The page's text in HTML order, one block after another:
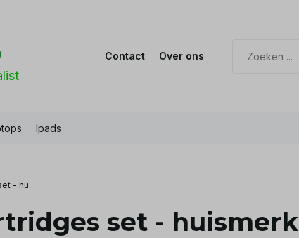
Contact Over ons
Ipads
- hu...
set - huismerk